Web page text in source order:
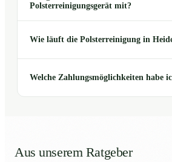
Polsterreinigungsgerät mit?
Wie läuft die Polsterreinigung in
Welche Zahlungsmöglichkeiten habe
Aus unserem Ratgeber